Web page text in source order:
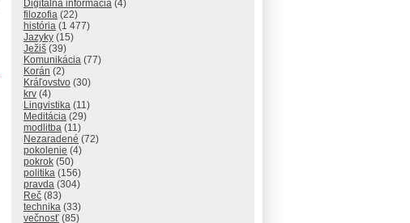
Digitálna informácia (4)
filozofia (22)
história (1 477)
Jazyky (15)
Ježiš (39)
Komunikácia (77)
Korán (2)
Kráľovstvo (30)
krv (4)
Lingvistika (11)
Meditácia (29)
modlitba (11)
Nezaradené (72)
pokolenie (4)
pokrok (50)
politika (156)
pravda (304)
Reč (83)
technika (33)
večnosť (85)